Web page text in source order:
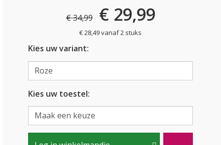
€ 34,99 € 29,99
€ 28,49 vanaf 2 stuks
Kies uw variant:
Kies uw toestel: